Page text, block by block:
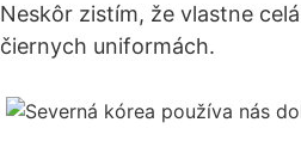
Neskôr zistím, že vlastne
čiernych uniformách.